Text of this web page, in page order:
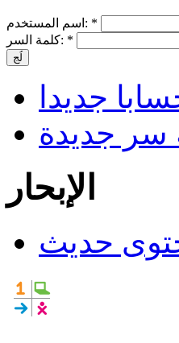
اسم المستخدم: *
كلمة السر: *
جديدا
سر جديدة
الإبحار
حديث